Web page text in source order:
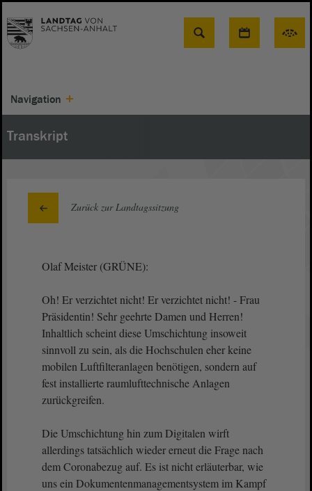
Suche
Navigation
Transkript
Zurück zur Landtagssitzung
Olaf Meister (GRÜNE):
Oh! Er verzichtet nicht! Er verzichtet nicht! - Frau
Präsidentin! Sehr geehrte Damen und Herren!
Inhaltlich scheint diese Umschichtung insoweit
sinnvoll zu sein, als die Hochschulen eher keine
mobilen Luftfilteranlagen benötigen, sondern auf
fest installierte raumlufttechnische Anlagen
zurückgreifen.
Die Umschichtung hin zum Digitalen wirft
allerdings tatsächlich wieder erneut die Frage nach
dem Coronabezug auf. Es ist nicht erläuterbar, wie
uns ein Dokumentenmanagementsystem im Kampf